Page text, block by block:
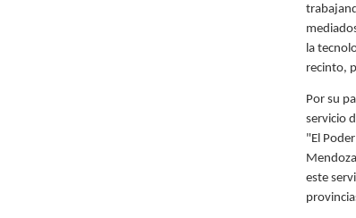
la
recinto,
Por su
servicio
"El
este